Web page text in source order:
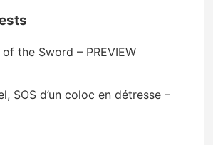
the Sword – PREVIEW
SOS d’un coloc en détresse –